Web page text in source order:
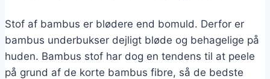
Stof af bambus er blødere end bomuld. Derfor er
bambus underbukser dejligt bløde og behagelige på
huden. Bambus stof har dog en tendens til at peele
på grund af de korte bambus fibre, så de bedste